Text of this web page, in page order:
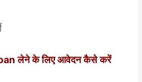
लेने के लिए आवेदन कैसे करें